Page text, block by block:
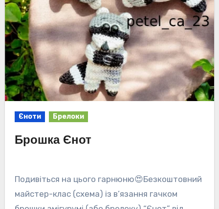
Єноти Брелоки
Брошка Єнот
Подивіться на цього гарнюню😍Безкоштовний
майстер-клас (схема) із в’язання гачком